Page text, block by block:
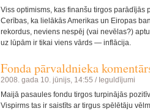
Viss optimisms, kas finanšu tirgos
Cerības, ka lielākās Amerikas un Eiropas
rekordus, neviens nespēj (vai nevēlas?)
uz lūpām ir tikai viens vārds — inflācija.
Fonda pārvaldnieka
2008. gada 10. jūnijs, 14:55 / Ieguldījumi
Maijā pasaules fondu tirgos turpinājās
Vispirms tas ir saistīts ar tirgus spēlētāju